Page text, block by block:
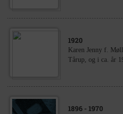
1920
Karen Jenny f.
Tårup, og i ca. år
1896 - 1970